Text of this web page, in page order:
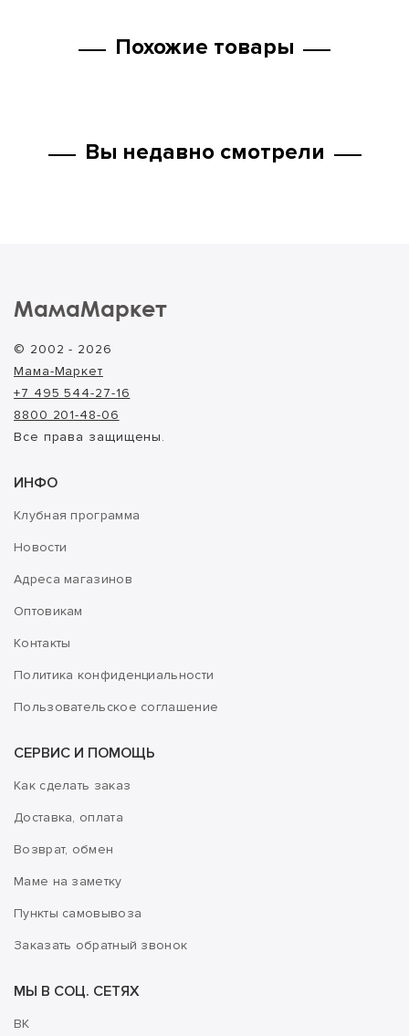
Похожие товары
Вы недавно смотрели
МамаМаркет
© 2002 - 2026
Мама-Маркет
+7 495 544-27-16
8800 201-48-06
Все права защищены.
ИНФО
Клубная программа
Новости
Адреса магазинов
Оптовикам
Контакты
Политика конфиденциальности
Пользовательское соглашение
СЕРВИС И ПОМОЩЬ
Как сделать заказ
Доставка, оплата
Возврат, обмен
Маме на заметку
Пункты самовывоза
Заказать обратный звонок
МЫ В СОЦ. СЕТЯХ
ВК